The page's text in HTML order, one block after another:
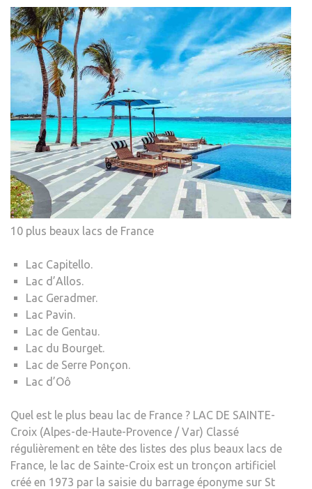
10 plus beaux lacs de France
Lac Capitello.
Lac d’Allos.
Lac Geradmer.
Lac Pavin.
Lac de Gentau.
Lac du Bourget.
Lac de Serre Ponçon.
Lac d’Oô
Quel est le plus beau lac de France ? LAC DE SAINTE-
Croix (Alpes-de-Haute-Provence / Var) Classé
régulièrement en tête des listes des plus beaux lacs de
France, le lac de Sainte-Croix est un tronçon artificiel
créé en 1973 par la saisie du barrage éponyme sur St